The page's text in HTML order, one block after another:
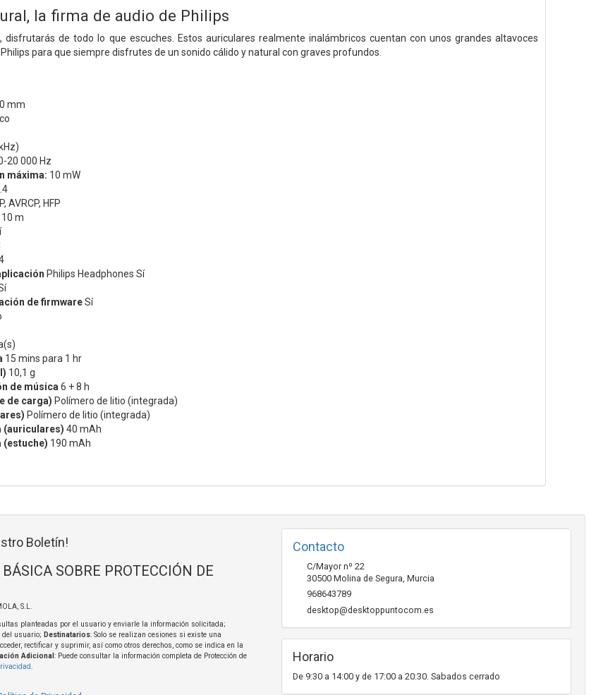
la firma de audio de Philips
disfrutarás de todo lo que escuches. Estos auriculares realmente inalámbricos cuentan con unos grandes altavoces
para que siempre disfrutes de un sonido cálido y natural con graves profundos.
mm
20 000 Hz
máxima: 10 mW
AVRCP, HFP
10 m
Philips Headphones Sí
de firmwareSí
15 mins para 1 hr
10,1 g
de música6 + 8 h
de carga) Polímero de litio (integrada)
Polímero de litio (integrada)
(auriculares) 40 mAh
(estuche) 190 mAh
Boletín!
SOBRE PROTECCIÓN DE
S.L.
planteadas por el usuario y enviarle la información solicitada;
del usuario; Destinatarios: Solo se realizan cesiones si existe una
rectificar y suprimir, así como otros derechos, como se indica en la
Adicional : Puede consultar la información completa de Protección de
.
Contacto
C/Mayor nº 22
30500 Molina de Segura, Murcia
968643789
desktop@desktoppuntocom.es
Horario
De 9:30 a 14:00 y de 17:00 a 20:30. Sabados cerrado